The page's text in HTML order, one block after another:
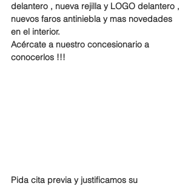
delantero , nueva rejilla y LOGO delantero ,
nuevos faros antiniebla y mas novedades
en el interior.
Acércate a nuestro concesionario a
conocerlos !!!
Pida cita previa y justificamos su